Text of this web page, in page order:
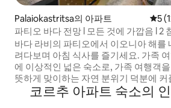
Palaiokastritsa의 아파트 평점
5
파티오 바다 전망 l 모든 것에 가깝음 l 2
+ 주차장
바다 라비의 파티오에서 이오니아 해를
려다보며 아침 식사를 즐기세요. 가족
에 이상적인 넓은 숙소로, 가족 여행객
뜻하게 맞이하는 자연 분위기 덕분에 커
여행객에게도 완벽한 숙소입니다. 레스
랑, 해변, 슑, 대중교통 및 기타 필요한 모
코르추 아파트 숙소의